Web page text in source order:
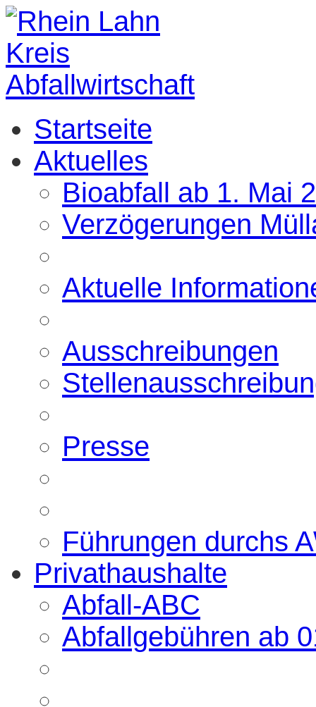
Startseite
Aktuelles
Bioabfall ab 1. Mai
Verzögerungen
Aktuelle
Ausschreibungen
Presse
Führungen durchs
Privathaushalte
Abfall-ABC
Abfallgebühren ab